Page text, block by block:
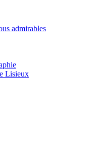
admirables
Lisieux